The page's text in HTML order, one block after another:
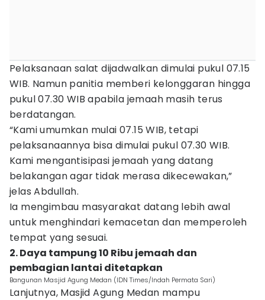
Pelaksanaan salat dijadwalkan dimulai pukul 07.15
WIB. Namun panitia memberi kelonggaran hingga
pukul 07.30 WIB apabila jemaah masih terus
berdatangan.
“Kami umumkan mulai 07.15 WIB, tetapi
pelaksanaannya bisa dimulai pukul 07.30 WIB.
Kami mengantisipasi jemaah yang datang
belakangan agar tidak merasa dikecewakan,”
jelas Abdullah.
Ia mengimbau masyarakat datang lebih awal
untuk menghindari kemacetan dan memperoleh
tempat yang sesuai.
2. Daya tampung 10 Ribu jemaah dan
pembagian lantai ditetapkan
Bangunan Masjid Agung Medan (IDN Times/Indah Permata Sari)
Lanjutnya, Masjid Agung Medan mampu